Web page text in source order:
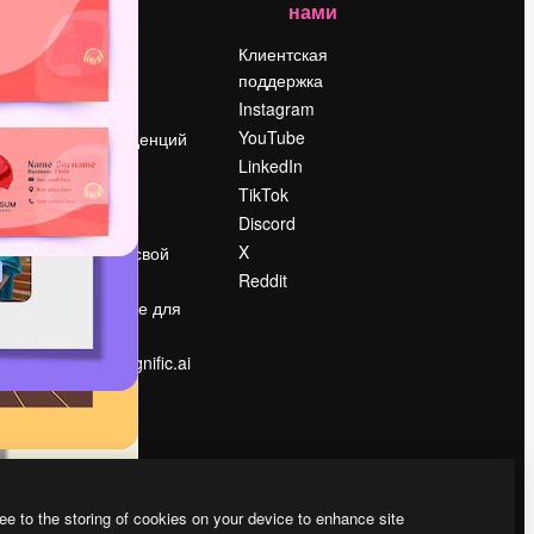
Цены
О нас
Reviews
Вакансии
Поиск тенденций
Блог
События
Slidesgo
Продайте свой
Помещение для
Ищете magnific.ai
нами
Клиентская
поддержка
Instagram
YouTube
LinkedIn
TikTok
Discord
X
Reddit
to the storing of cookies on your device to enhance site